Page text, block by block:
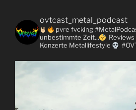
ovtcast_metal_podcast
pvre fvcking
unbestimmte Zeit...
Reviews
Konzerte Metallifestyle